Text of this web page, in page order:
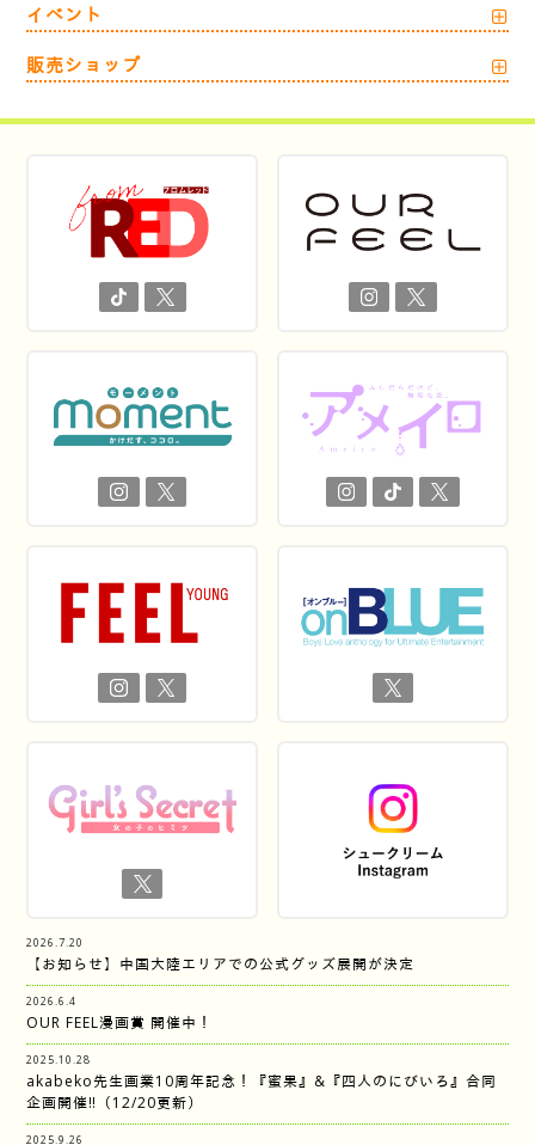
イベント
販売ショップ
2026.7.20
【お知らせ】中国大陸エリアでの公式グッズ展開が決定
2026.6.4
OUR FEEL漫画賞 開催中！
2025.10.28
akabeko先生画業10周年記念！『蜜果』&『四人のにびいろ』合同
企画開催‼︎（12/20更新）
2025.9.26